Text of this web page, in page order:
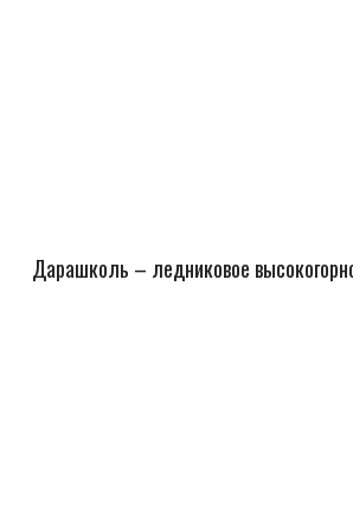
Дарашколь – ледниковое